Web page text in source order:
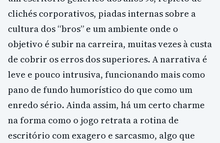
clichés corporativos, piadas internas sobre a
cultura dos “bros” e um ambiente onde o
objetivo é subir na carreira, muitas vezes à custa
de cobrir os erros dos superiores. A narrativa é
leve e pouco intrusiva, funcionando mais como
pano de fundo humorístico do que como um
enredo sério. Ainda assim, há um certo charme
na forma como o jogo retrata a rotina de
escritório com exagero e sarcasmo, algo que